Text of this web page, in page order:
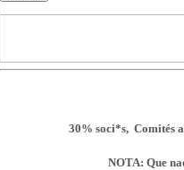
30% soci*s, Comités
NOTA: Que